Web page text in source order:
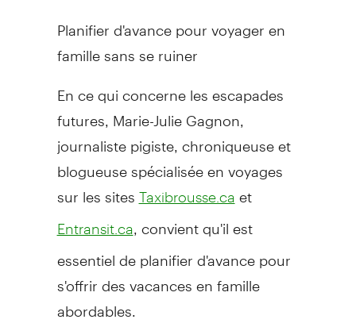
Planifier d'avance pour voyager en
famille sans se ruiner
En ce qui concerne les escapades
futures, Marie-Julie Gagnon,
journaliste pigiste, chroniqueuse et
blogueuse spécialisée en voyages
sur les sites Taxibrousse.ca et
Entransit.ca , convient qu'il est
essentiel de planifier d'avance pour
s'offrir des vacances en famille
abordables.